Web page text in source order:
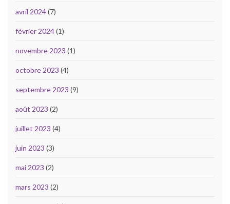
avril 2024(7)
février 2024(1)
novembre 2023 (1)
octobre 2023 (4)
septembre 2023 (9)
août 2023 (2)
juillet 2023 (4)
juin 2023 (3)
mai 2023 (2)
mars 2023 (2)